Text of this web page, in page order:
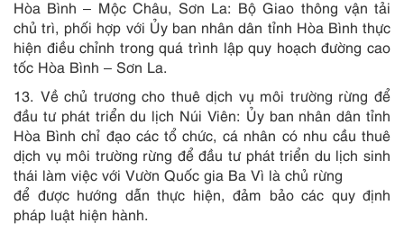
Hòa Bình – Mộc Châu, Sơn La: Bộ Giao thông vận tải
chủ trì, phối hợp với Ủy ban nhân dân tỉnh Hòa Bình thực
hiện điều chỉnh trong quá trình lập quy hoạch đường cao
tốc Hòa Bình – Sơn La.
13. Về chủ trương cho thuê dịch vụ môi trường rừng để
đầu tư phát triển du lịch Núi Viên: Ủy ban nhân dân tỉnh
Hòa Bình chỉ đạo các tổ chức, cá nhân có nhu cầu thuê
dịch vụ môi trường rừng để đầu tư phát triển du lịch sinh
thái làm việc với Vườn Quốc gia Ba Vì là chủ rừng
để được hướng dẫn thực hiện, đảm bảo các quy định
pháp luật hiện hành.